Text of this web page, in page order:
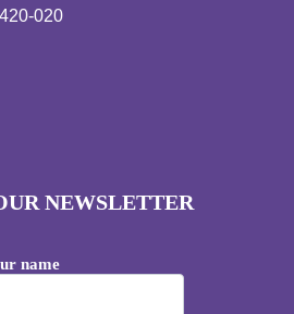
020
NEWSLETTER
name